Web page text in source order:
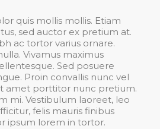
quis mollis mollis. Etiam
sed auctor ex pretium at.
ac tortor varius ornare.
Vivamus maximus
Sed posuere
Proin convallis nunc vel
amet porttitor nunc pretium.
mi. Vestibulum laoreet, leo
felis mauris finibus
ipsum lorem in tortor.